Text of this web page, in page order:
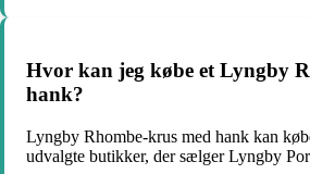
Hvor kan jeg købe et Lyngby
hank?
Lyngby Rhombe-krus med hank kan
udvalgte butikker, der sælger Lyngby